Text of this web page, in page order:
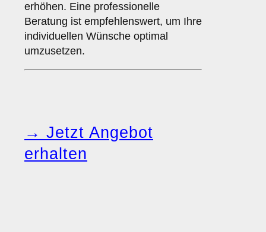
erhöhen. Eine professionelle
Beratung ist empfehlenswert, um Ihre
individuellen Wünsche optimal
umzusetzen.
→ Jetzt Angebot
erhalten